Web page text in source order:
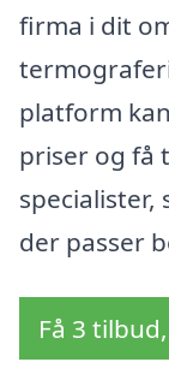
firma i dit
platform
priser og få
specialister,
der passer
Få 3